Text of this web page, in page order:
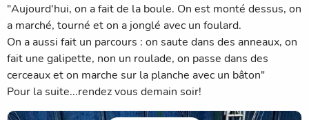
"Aujourd'hui, on a fait de la boule. On est monté dessus, on
a marché, tourné et on a jonglé avec un foulard.
On a aussi fait un parcours : on saute dans des anneaux, on
fait une galipette, non un roulade, on passe dans des
cerceaux et on marche sur la planche avec un bâton"
Pour la suite...rendez vous demain soir!